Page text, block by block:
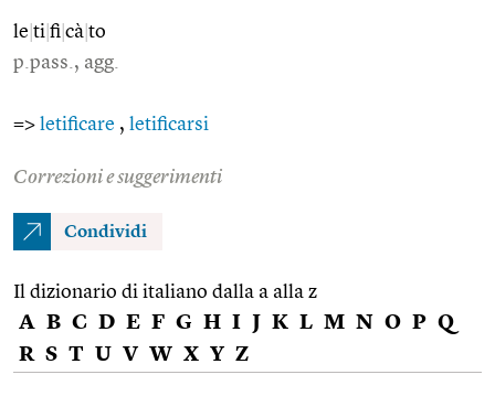
le ti fi cà to
p.pass., agg.
=> letificare , letificarsi
Correzioni e suggerimenti
Condividi
Il dizionario di italiano dalla a alla z
A B C D E F G H I J K L M N O P Q
R S T U V W X Y Z